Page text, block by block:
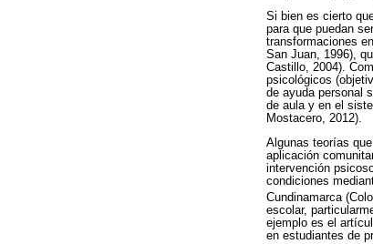
Si bien es cierto
para que puedan
transformaciones
San Juan, 1996),
Castillo, 2004).
psicológicos
de ayuda personal
de aula y en el
Mostacero, 2012).
Algunas teorías
aplicación
intervención
condiciones
Cundinamarca
escolar,
ejemplo es el
en estudiantes de